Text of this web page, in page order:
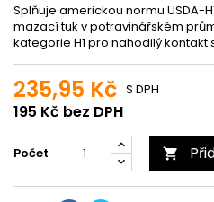
Splňuje americkou normu USDA-
mazací tuk v potravinářském
kategorie H1 pro nahodilý kontakt
235,95 Kč
195 Kč bez DPH
S DPH
Počet 